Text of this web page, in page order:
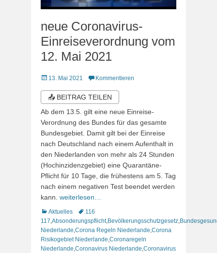
neue Coronavirus-
Einreiseverordnung vom
12. Mai 2021
Veröffentlicht
13. Mai 2021 Kommentieren
📤 BEITRAG TEILEN
Ab dem 13.5. gilt eine neue Einreise-
Verordnung des Bundes für das gesamte
Bundesgebiet. Damit gilt bei der Einreise
nach Deutschland nach einem Aufenthalt in
den Niederlanden von mehr als 24 Stunden
(Hochinzidenzgebiet) eine Quarantäne-
Pflicht für 10 Tage, die frühestens am 5. Tag
nach einem negativen Test beendet werden
kann. weiterlesen…
Kategorien
Aktuelles Schlagworte
116
117 Absonderungspflicht, Bevölkerungsschutzgesetz
Niederlande Corona Regeln Niederlande Corona
Risikogebiet Niederlande Coronaregeln
Niederlande Coronavirus Niederlande Coronavirus